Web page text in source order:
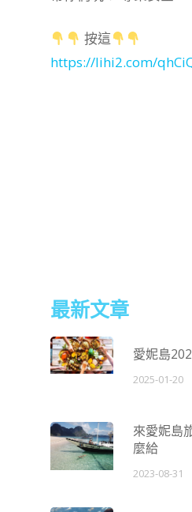
按這
https://lihi2.com/
最新文章
愛妮島
2025-01-20
來愛妮島
麼給
2023-08-31